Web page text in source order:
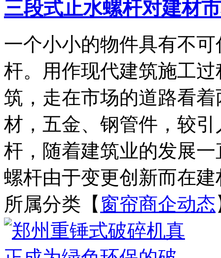
三段式止水螺杆对建材
一个小小的物件具有不
杆。用作现代建筑施工
筑，走在市场的道路看
材，五金、钢管件，较
杆，随着建筑业的发展
螺杆由于变更创新而在
所属分类【 窗帘商企动态